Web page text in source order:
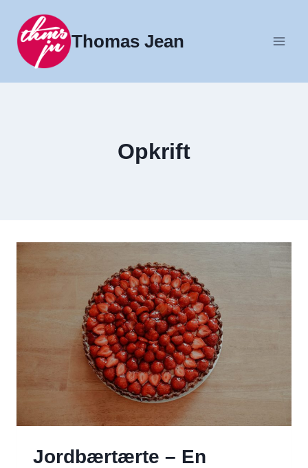
indhold
Thomas Jean
Opkrift
Jordbærtærte – En